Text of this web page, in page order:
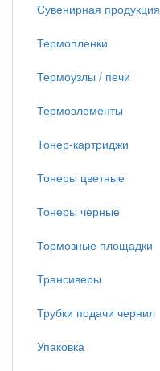
Сувенирная продукция
Термопленки
Термоузлы / печи
Термоэлементы
Тонер-картриджи
Тонеры цветные
Тонеры черные
Тормозные площадки
Трансиверы
Трубки подачи чернил
Упаковка